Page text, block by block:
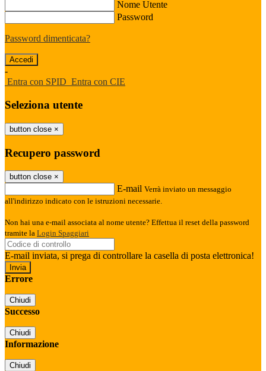
Nome Utente
Password
Password dimenticata?
-
Entra con SPID Entra con CIE
Seleziona utente
button close ×
Recupero password
button close ×
E-mail Verrà inviato un messaggio
all'indirizzo indicato con le istruzioni necessarie.
Non hai una e-mail associata al nome utente? Effettua il reset della password
tramite la Login Spaggiari
E-mail inviata, si prega di controllare la casella di posta elettronica!
Errore
Chiudi
Successo
Chiudi
Informazione
Chiudi